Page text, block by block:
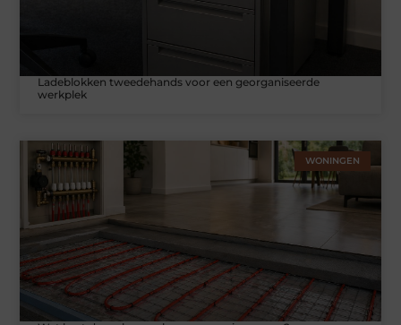
Ladeblokken tweedehands voor een georganiseerde
werkplek
WONINGEN